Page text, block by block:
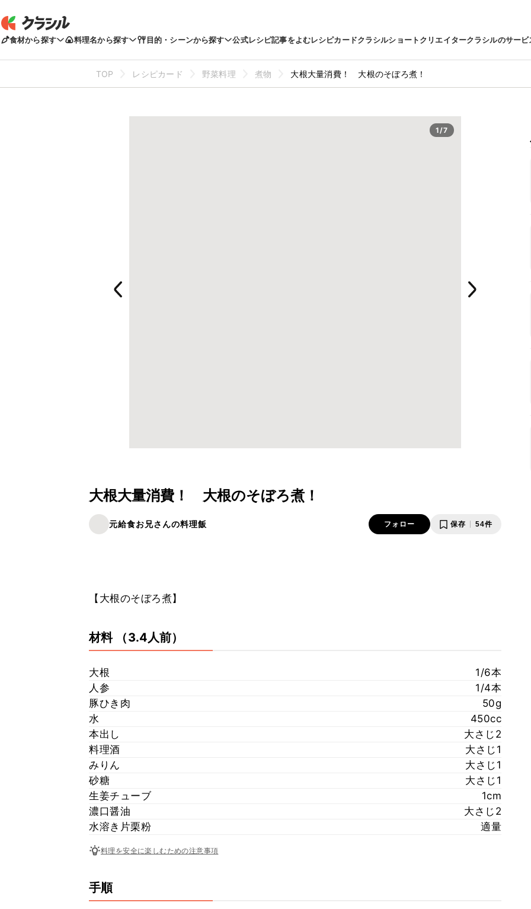
食材から探す 料理名から探す 目的・シーンから探す 公式レシピ記事をよむレシピカードクラシルショートクリエイタークラシルのサービ
TOP レシピカード 野菜料理 煮物 大根大量消費！ 大根のそぼろ煮！
1/7
大根大量消費！ 大根のそぼろ煮！
元給食お兄さんの料理飯 フォロー 保存 54件
【大根のそぼろ煮】
材料 （3.4人前）
大根
1/6本
人参
1/4本
豚ひき肉
50g
水
450cc
本出し
大さじ2
料理酒
大さじ1
みりん
大さじ1
砂糖
大さじ1
生姜チューブ
1cm
濃口醤油
大さじ2
水溶き片栗粉
適量
料理を安全に楽しむための注意事項
手順